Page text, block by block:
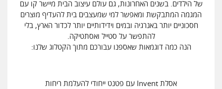
של הילדים. בשנים האחרונות, גם עולם עיצוב הבית מיישר קו עם
המגמה המתבקשת ומאפשר למי שמעצבים בית להעדיף מוצרים
חסכוניים יותר באנרגיה ובמים וידידותיים יותר לכדור הארץ, בלי
להתפשר על סטייל ואסתטיקה.
הנה כמה דוגמאות שאספנו עבורכם מתוך הקטלוג שלנו:
אסלת Invent עם פטנט ייחודי להעלמת ריחות